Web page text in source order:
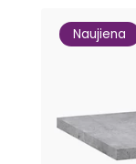
Naujiena